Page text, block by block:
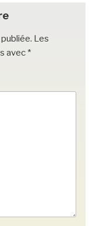
Les
avec *